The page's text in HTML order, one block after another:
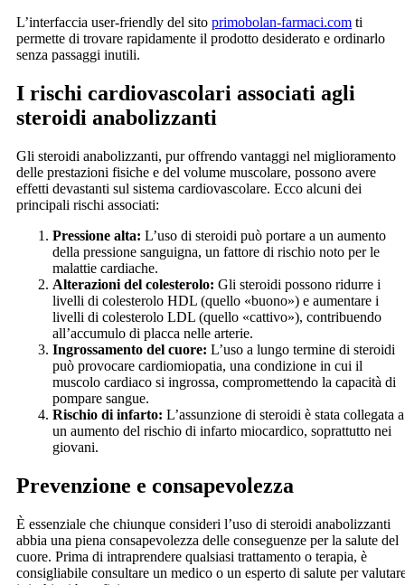
L’interfaccia user-friendly del sito primobolan-farmaci.com ti
permette di trovare rapidamente il prodotto desiderato e ordinarlo
senza passaggi inutili.
I rischi cardiovascolari associati agli
steroidi anabolizzanti
Gli steroidi anabolizzanti, pur offrendo vantaggi nel miglioramento
delle prestazioni fisiche e del volume muscolare, possono avere
effetti devastanti sul sistema cardiovascolare. Ecco alcuni dei
principali rischi associati:
Pressione alta: L’uso di steroidi può portare a un aumento
della pressione sanguigna, un fattore di rischio noto per le
malattie cardiache.
Alterazioni del colesterolo: Gli steroidi possono ridurre i
livelli di colesterolo HDL (quello «buono») e aumentare i
livelli di colesterolo LDL (quello «cattivo»), contribuendo
all’accumulo di placca nelle arterie.
Ingrossamento del cuore: L’uso a lungo termine di steroidi
può provocare cardiomiopatia, una condizione in cui il
muscolo cardiaco si ingrossa, compromettendo la capacità di
pompare sangue.
Rischio di infarto: L’assunzione di steroidi è stata collegata a
un aumento del rischio di infarto miocardico, soprattutto nei
giovani.
Prevenzione e consapevolezza
È essenziale che chiunque consideri l’uso di steroidi anabolizzanti
abbia una piena consapevolezza delle conseguenze per la salute del
cuore. Prima di intraprendere qualsiasi trattamento o terapia, è
consigliabile consultare un medico o un esperto di salute per